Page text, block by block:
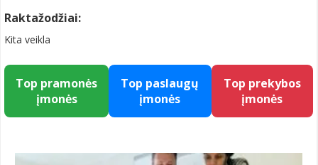
Raktažodžiai:
Kita veikla
Top pramonės
įmonės
Top paslaugų
įmonės
Top prekybos
įmonės